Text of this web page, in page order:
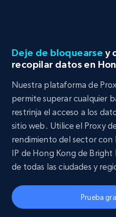
Deje de bloquearse y
recopilar datos en
Nuestra plataforma de
permite superar cualquier
restrinja el acceso a los
sitio web. Utilice el Proxy
rendimiento del sector con
IP de Hong Kong de Bright
de todas las ciudades y
Prueba